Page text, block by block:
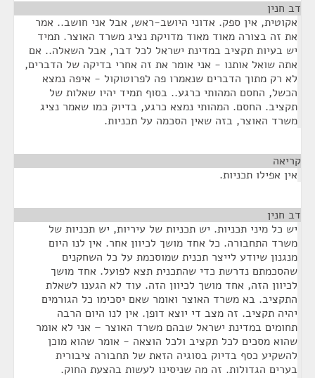
דב חנין
אקוטית, אין ספק. אדוני היושב-ראש, אבל אני חושב.. אמר
את זה בצורה מאוד מאוד מדויקת נציג משרד האוצר. תמיד
יש בעיות תקציב במדינת ישראל לכל דבר, אבל השאלה.. אם
אתה שואל אותנו - אני אומר את זה אחרי בדיקה של הדברים,
לא רק מתוך הדברים שנאמרו פה לפרוטוקול - איפה נמצא
הכשל, החסם המהותי כרגע.. בסוף תמיד יהיו שאלות של
תקציב. החסם. המהותי נמצא כרגע, בדיוק כמו שאמר נציג
משרד האוצר, בזה שאין הסכמה על תכניות.
קריאה
אין אפילו תכניות.
דב חנין
יש כל מיני תכניות. יש תכניות של עיריות, יש תכניות של
משרד התחבורה. כל אחד מושך לכיוון אחר. אין לנו היום
מנגנון שיודע לייצר תכנית שמוסכמת על כל השחקנים
שהסכמתם נדרשת כדי שהתכנית תצא לפועל. אחד מושך
לכיוון הזה, אחד מושך לכיוון הזה. עוד לא הגענו לשאלת
התקציב. בא משרד האוצר ואומר שאם יסכימו כל הגורמים
יהיה תקציב. זה מצב די יוצא דופן. אין לנו היום הרבה
תחומים במדינת ישראל שבהם משרד האוצר – אני לא אומר
שהוא מסכים לכל תקציב ולכל הוצאה - אומר שהוא מוכן
להשקיע כסף בדיוק בסוגיה הזאת של תחבורה ציבורית
בערים הגדולות. זה מה שניסינו לעשות בהצעת החוק.